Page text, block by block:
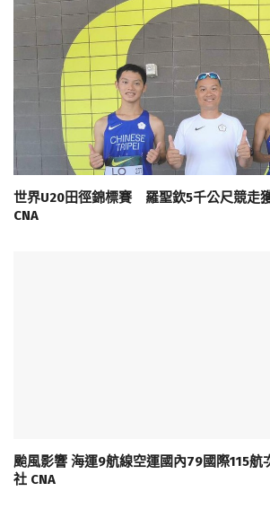
世界U20田徑錦標賽 羅聖欽5千公尺競走
CNA
颱風影響 海運9航線空運國內79國際115
社 CNA